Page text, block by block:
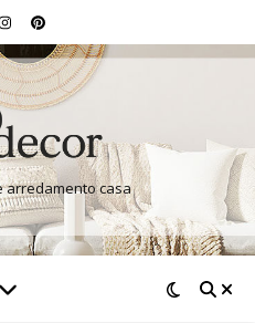
arredamento casa